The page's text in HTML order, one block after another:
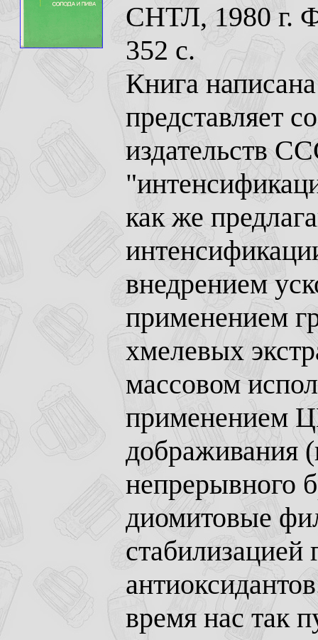
СНТЛ, 1980 г.
352 с.
Книга
представляет
издательств
как же
внедрением
применением
хмелевых
массовом
применением
дображивания
непрерывного
диомитовые
стабилизацией
время нас так